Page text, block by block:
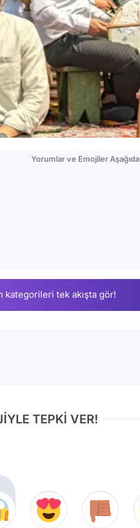
Yorumlar ve Emojiler Aşağıda
kategorileri tek akışta gör!
TEPKİ VER!